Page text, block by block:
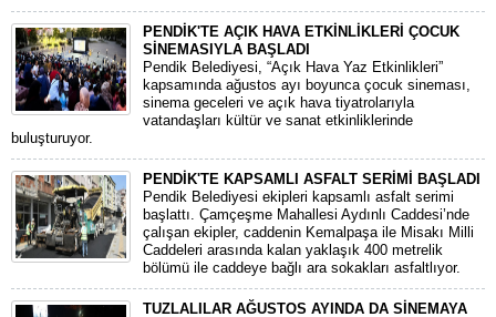
PENDİK'TE AÇIK HAVA ETKİNLİKLERİ ÇOCUK
SİNEMASIYLA BAŞLADI
Pendik Belediyesi, “Açık Hava Yaz Etkinlikleri”
kapsamında ağustos ayı boyunca çocuk sineması,
sinema geceleri ve açık hava tiyatrolarıyla
vatandaşları kültür ve sanat etkinliklerinde
buluşturuyor.
PENDİK'TE KAPSAMLI ASFALT SERİMİ BAŞLADI
Pendik Belediyesi ekipleri kapsamlı asfalt serimi
başlattı. Çamçeşme Mahallesi Aydınlı Caddesi’nde
çalışan ekipler, caddenin Kemalpaşa ile Misakı Milli
Caddeleri arasında kalan yaklaşık 400 metrelik
bölümü ile caddeye bağlı ara sokakları asfaltlıyor.
TUZLALILAR AĞUSTOS AYINDA DA SİNEMAYA